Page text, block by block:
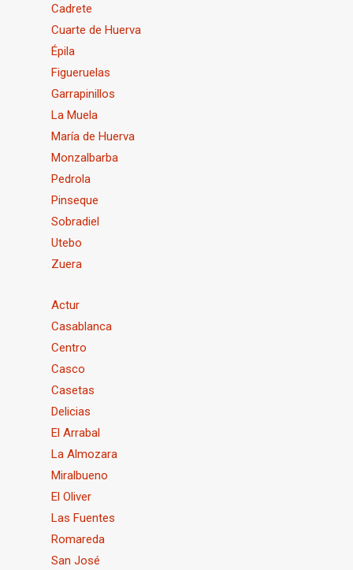
Cadrete
Cuarte de Huerva
Épila
Figueruelas
Garrapinillos
La Muela
María de Huerva
Monzalbarba
Pedrola
Pinseque
Sobradiel
Utebo
Zuera
Actur
Casablanca
Centro
Casco
Casetas
Delicias
El Arrabal
La Almozara
Miralbueno
El Oliver
Las Fuentes
Romareda
San José